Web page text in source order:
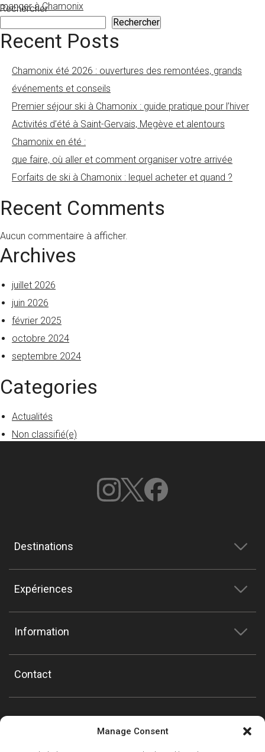
Manage Consent
manger à Chamonix
Rechercher
Rechercher
Recent Posts
Chamonix été 2026 : ouvertures des remontées, grands
événements et conseils
Premier séjour ski à Chamonix : guide pratique pour l’hiver
Activités d’été à Saint-Gervais, Megève et alentours
Chamonix en été :
que faire, où aller et comment organiser votre arrivée
Forfaits de ski à Chamonix : lequel acheter et quand ?
Recent Comments
Aucun commentaire à afficher.
Archives
juillet 2026
juin 2026
février 2025
octobre 2024
septembre 2024
Categories
Actualités
Non classifié(e)
Destinations
Expériences
Information
Contact